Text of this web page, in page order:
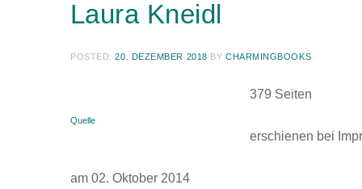
Laura Kneidl
POSTED:20. DEZEMBER 2018 BY CHARMINGBOOKS
Quelle
379 Seiten
erschienen bei
am 02. Oktober 2014